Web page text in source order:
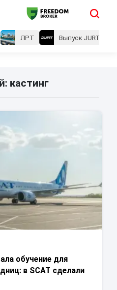
ЛРТ Выпуск JURT
кастинг
обучение для
в SCAT сделали